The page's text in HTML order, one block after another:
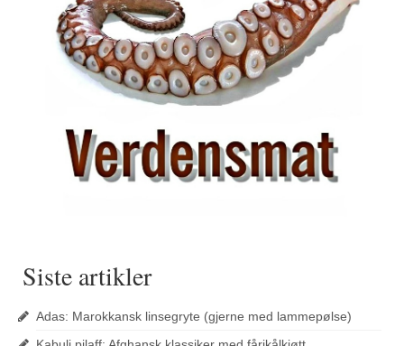
Siste artikler
Adas: Marokkansk linsegryte (gjerne med lammepølse)